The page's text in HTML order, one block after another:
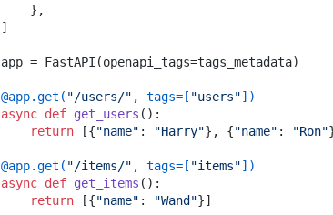
]
app = FastAPI(openapi_tags=tags_metadata)
@app.get( "/users/" , tags=[ "users"] )
async def get_users ():
return [{"name" : "Harry"}, {"name" : "Ron"
@app.get( "/items/" , tags=[ "items"] )
async def get_items ():
return [{"name" : "Wand"